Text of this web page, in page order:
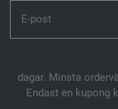
dagar. Minsta
Endast en kupong